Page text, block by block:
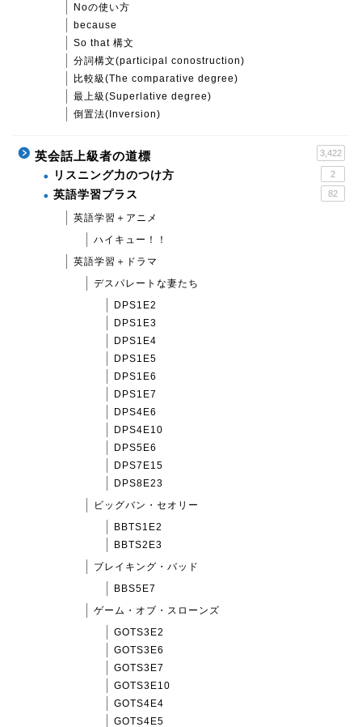
Noの使い方
because
So that 構文
分詞構文(participal conostruction)
比較級(The comparative degree)
最上級(Superlative degree)
倒置法(Inversion)
英会話上級者の道標 3,422
リスニング力のつけ方 2
英語学習プラス 82
英語学習＋アニメ
ハイキュー！！
英語学習＋ドラマ
デスパレートな妻たち
DPS1E2
DPS1E3
DPS1E4
DPS1E5
DPS1E6
DPS1E7
DPS4E6
DPS4E10
DPS5E6
DPS7E15
DPS8E23
ビッグバン・セオリー
BBTS1E2
BBTS2E3
ブレイキング・バッド
BBS5E7
ゲーム・オブ・スローンズ
GOTS3E2
GOTS3E6
GOTS3E7
GOTS3E10
GOTS4E4
GOTS4E5